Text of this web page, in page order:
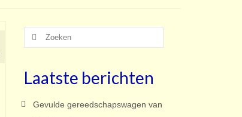
Zoeken
Laatste berichten
Gevulde gereedschapswagen van